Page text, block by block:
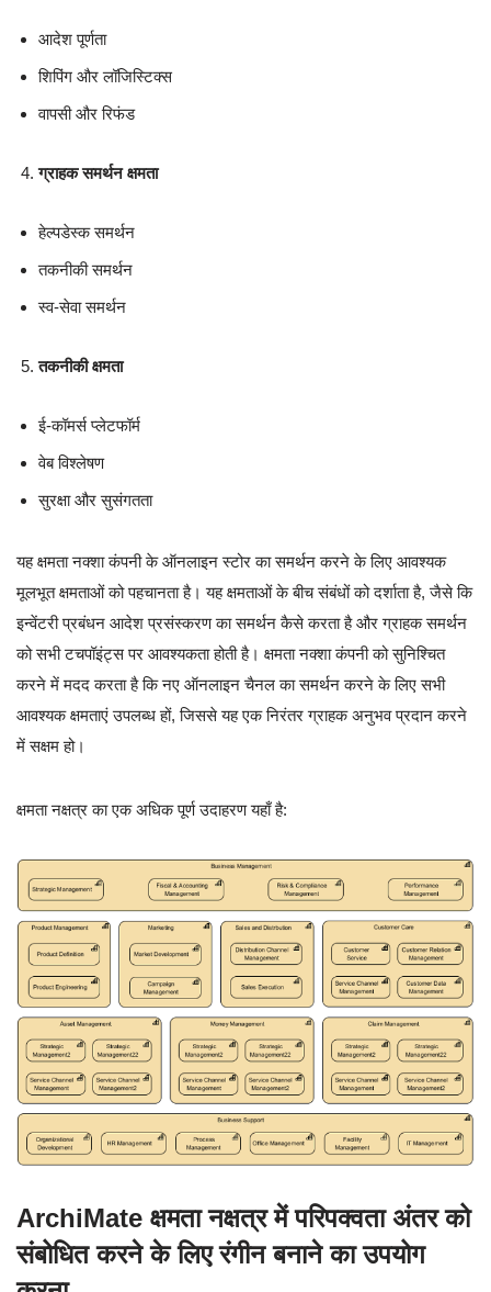
आदेश पूर्णता
शिपिंग और लॉजिस्टिक्स
वापसी और रिफंड
ग्राहक समर्थन क्षमता
हेल्पडेस्क समर्थन
तकनीकी समर्थन
स्व-सेवा समर्थन
तकनीकी क्षमता
ई-कॉमर्स प्लेटफॉर्म
वेब विश्लेषण
सुरक्षा और सुसंगतता
यह क्षमता नक्शा कंपनी के ऑनलाइन स्टोर का समर्थन करने के लिए आवश्यक
मूलभूत क्षमताओं को पहचानता है। यह क्षमताओं के बीच संबंधों को दर्शाता है, जैसे कि
इन्वेंटरी प्रबंधन आदेश प्रसंस्करण का समर्थन कैसे करता है और ग्राहक समर्थन
को सभी टचपॉइंट्स पर आवश्यकता होती है। क्षमता नक्शा कंपनी को सुनिश्चित
करने में मदद करता है कि नए ऑनलाइन चैनल का समर्थन करने के लिए सभी
आवश्यक क्षमताएं उपलब्ध हों, जिससे यह एक निरंतर ग्राहक अनुभव प्रदान करने
में सक्षम हो।
क्षमता नक्षत्र का एक अधिक पूर्ण उदाहरण यहाँ है:
ArchiMate क्षमता नक्षत्र में परिपक्वता अंतर को
संबोधित करने के लिए रंगीन बनाने का उपयोग